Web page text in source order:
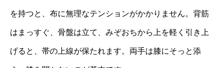
を持つと、布に無理なテンションがかかりません。背筋
はまっすぐ、骨盤は立て、みぞおちから上を軽く引き上
げると、帯の上線が保たれます。両手は膝にそっと添